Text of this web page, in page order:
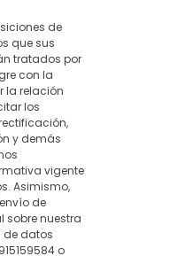
de
que sus
tratados por
con la
la relación
los
y demás
vigente
Asimismo,
de
nuestra
de datos
o